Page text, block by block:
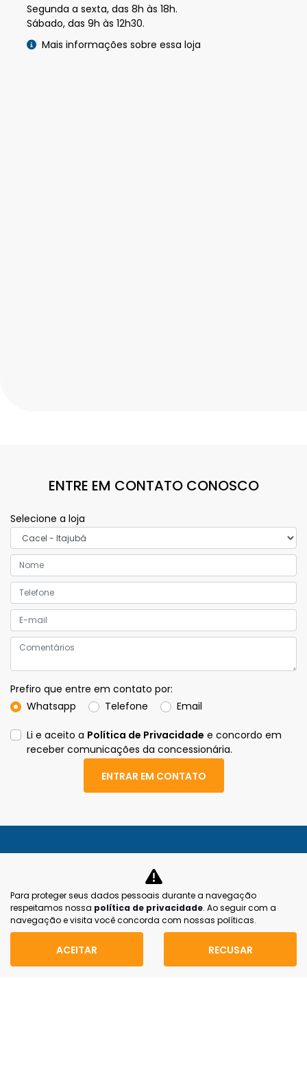
Segunda a sexta, das 8h às 18h.
Sábado, das 9h às 12h30.
Mais informações sobre essa loja
ENTRE EM CONTATO CONOSCO
Selecione a loja
Prefiro que entre em contato por:
Whatsapp
Telefone Email
Li e aceito a Política de Privacidade e concordo em
receber comunicações da concessionária.
ENTRAR EM CONTATO
MAPA DO SITE
POLÍTICA DE PRIVACIDADE
Para proteger seus dados pessoais durante a navegação
respeitamos nossa política de privacidade. Ao seguir com a
navegação e visita você concorda com nossas políticas.
ACEITAR RECUSAR